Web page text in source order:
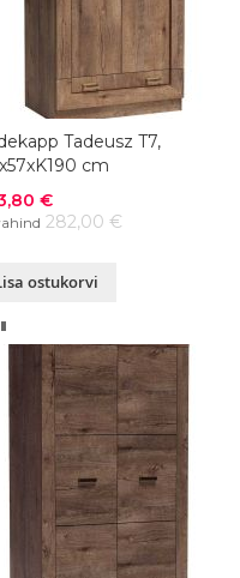
Tadeusz T7,
cm
€
282,00 €
ostukorvi
VÕRDLUSESSE